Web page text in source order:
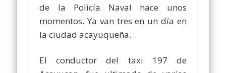
de la Policía Naval hace unos
momentos. Ya van tres en un día en
la ciudad acayuqueña.
El conductor del taxi 197 de